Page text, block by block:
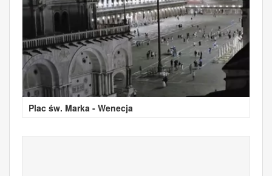
Plac św. Marka - Wenecja